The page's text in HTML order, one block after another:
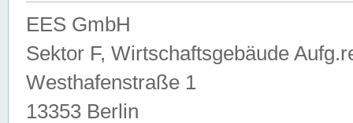
EES GmbH
Sektor F, Wirtschaftsgebäude
Westhafenstraße 1
13353 Berlin